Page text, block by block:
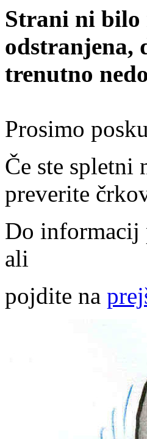
Strani ni bilo
odstranjena,
trenutno
Prosimo
Če ste
preverite
Do informacij
ali
pojdite na